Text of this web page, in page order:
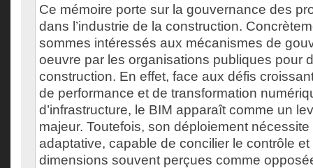
Ce mémoire porte sur la gouvernance des
dans l’industrie de la construction.
sommes intéressés aux mécanismes de
oeuvre par les organisations publiques pour
construction. En effet, face aux défis
de performance et de transformation
d’infrastructure, le BIM apparaît comme un
majeur. Toutefois, son déploiement
adaptative, capable de concilier le contrôle
dimensions souvent perçues comme